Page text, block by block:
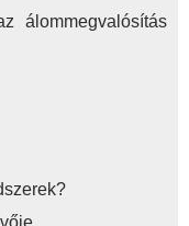
álommegvalósítás